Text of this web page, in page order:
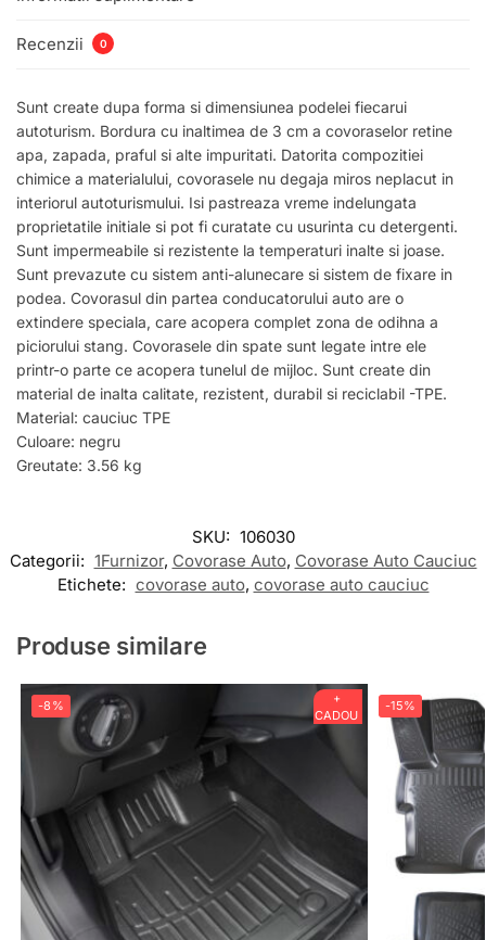
Recenzii 0
Sunt create dupa forma si dimensiunea podelei fiecarui
autoturism. Bordura cu inaltimea de 3 cm a covoraselor retine
apa, zapada, praful si alte impuritati. Datorita compozitiei
chimice a materialului, covorasele nu degaja miros neplacut in
interiorul autoturismului. Isi pastreaza vreme indelungata
proprietatile initiale si pot fi curatate cu usurinta cu detergenti.
Sunt impermeabile si rezistente la temperaturi inalte si joase.
Sunt prevazute cu sistem anti-alunecare si sistem de fixare in
podea. Covorasul din partea conducatorului auto are o
extindere speciala, care acopera complet zona de odihna a
piciorului stang. Covorasele din spate sunt legate intre ele
printr-o parte ce acopera tunelul de mijloc. Sunt create din
material de inalta calitate, rezistent, durabil si reciclabil -TPE.
Material: cauciuc TPE
Culoare: negru
Greutate: 3.56 kg
SKU: 106030
Categorii: 1Furnizor, Covorase Auto, Covorase Auto Cauciuc
Etichete: covorase auto, covorase auto cauciuc
Produse similare
+
CADOU
-8% -15%